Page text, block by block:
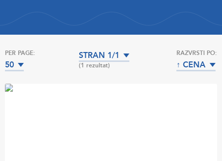
PER PAGE:
50
STRAN 1/1
(1 rezultat)
RAZVRSTI PO:
↑ CENA